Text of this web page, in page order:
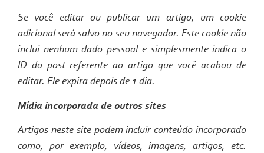
Se você editar ou publicar um artigo, um cookie
adicional será salvo no seu navegador. Este cookie não
inclui nenhum dado pessoal e simplesmente indica o
ID do post referente ao artigo que você acabou de
editar. Ele expira depois de 1 dia.
Mídia incorporada de outros sites
Artigos neste site podem incluir conteúdo incorporado
como, por exemplo, vídeos, imagens, artigos, etc.